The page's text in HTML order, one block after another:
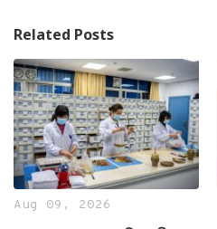
Related Posts
Aug 09, 2026